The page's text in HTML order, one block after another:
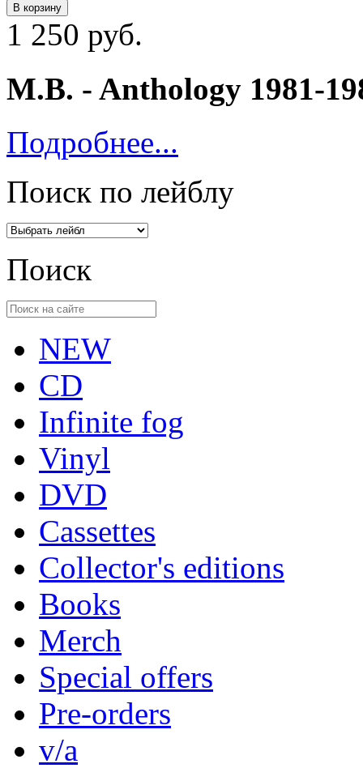
В корзину
1 250 руб.
M.B. ‎- Anthology 1981-
Подробнее...
Поиск по лейблу
Поиск
NEW
CD
Infinite fog
Vinyl
DVD
Cassettes
Collector's editions
Books
Merch
Special offers
Pre-orders
v/a